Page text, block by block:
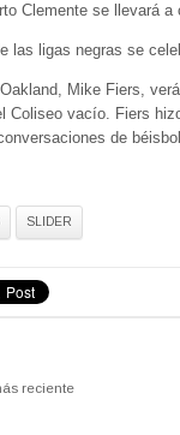
Clemente se llevará a
las ligas negras se
Mike Fiers,
Coliseo vacío. Fiers
de
SLIDER
reciente